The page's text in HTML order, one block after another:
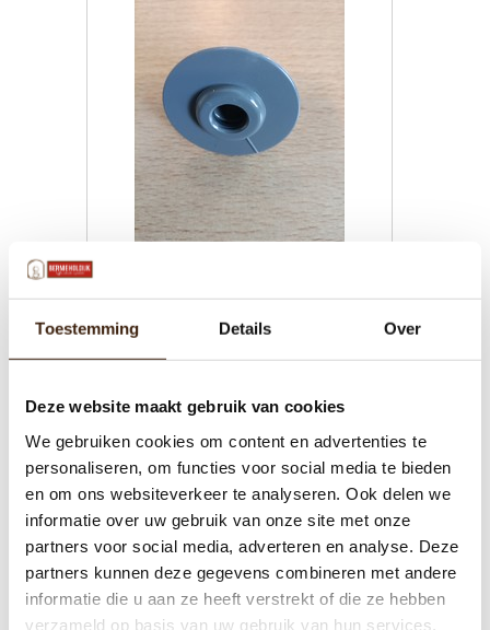
Toestemming Details Over
Deze website maakt gebruik van cookies
We gebruiken cookies om content en advertenties te
personaliseren, om functies voor social media te bieden
en om ons websiteverkeer te analyseren. Ook delen we
informatie over uw gebruik van onze site met onze
partners voor social media, adverteren en analyse. Deze
partners kunnen deze gegevens combineren met andere
informatie die u aan ze heeft verstrekt of die ze hebben
verzameld op basis van uw gebruik van hun services.
€12,50